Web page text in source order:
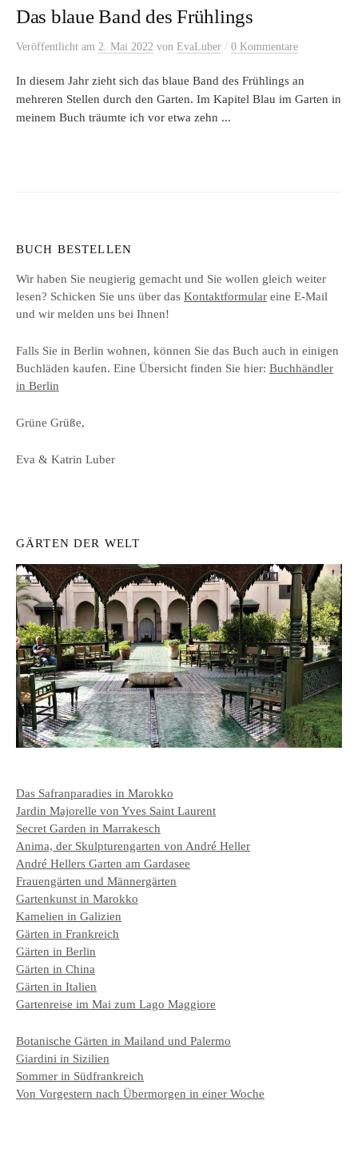
Das blaue Band des Frühlings
Veröffentlicht am 2. Mai 2022 von EvaLuber / 0 Kommentare
In diesem Jahr zieht sich das blaue Band des Frühlings an
mehreren Stellen durch den Garten. Im Kapitel Blau im Garten in
meinem Buch träumte ich vor etwa zehn ...
BUCH BESTELLEN
Wir haben Sie neugierig gemacht und Sie wollen gleich weiter
lesen? Schicken Sie uns über das Kontaktformular eine E-Mail
und wir melden uns bei Ihnen!
Falls Sie in Berlin wohnen, können Sie das Buch auch in einigen
Buchläden kaufen. Eine Übersicht finden Sie hier: Buchhändler
in Berlin
Grüne Grüße,
Eva & Katrin Luber
GÄRTEN DER WELT
Das Safranparadies in Marokko
Jardin Majorelle von Yves Saint Laurent
Secret Garden in Marrakesch
Anima, der Skulpturengarten von André Heller
André Hellers Garten am Gardasee
Frauengärten und Männergärten
Gartenkunst in Marokko
Kamelien in Galizien
Gärten in Frankreich
Gärten in Berlin
Gärten in China
Gärten in Italien
Gartenreise im Mai zum Lago Maggiore
Botanische Gärten in Mailand und Palermo
Giardini in Sizilien
Sommer in Südfrankreich
Von Vorgestern nach Übermorgen in einer Woche